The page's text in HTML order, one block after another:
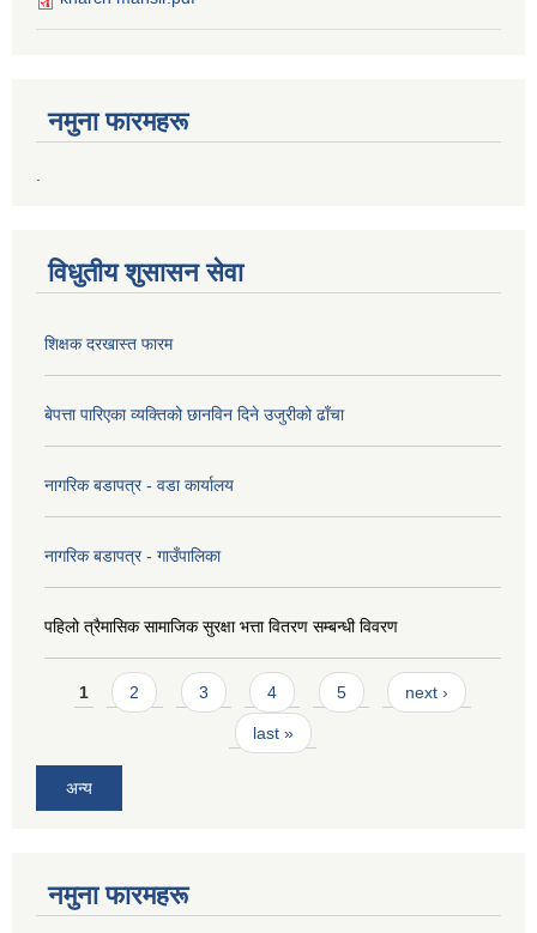
नमुना फारमहरू
.
विधुतीय शुसासन सेवा
शिक्षक दरखास्त फारम
बेपत्ता पारिएका व्यक्तिको छानविन दिने उजुरीको ढाँचा
नागरिक बडापत्र - वडा कार्यालय
नागरिक बडापत्र - गाउँपालिका
पहिलो त्रैमासिक सामाजिक सुरक्षा भत्ता वितरण सम्बन्धी विवरण
Pages
1 2 3 4 5 next ›
last »
अन्य
नमुना फारमहरू